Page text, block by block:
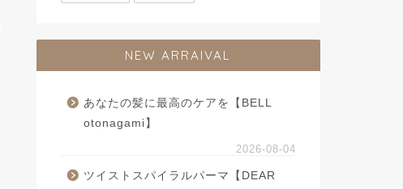
NEW ARRAIVAL
あなたの髪に最高のケアを【BELL
otonagami】
2026-08-04
ツイストスパイラルパーマ【DEAR